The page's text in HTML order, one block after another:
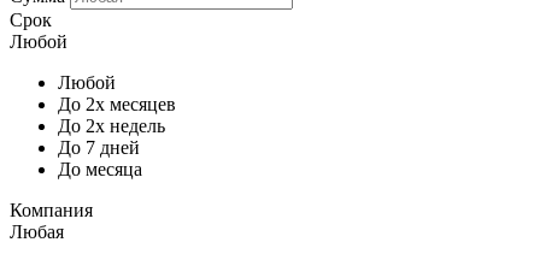
Срок
Любой
Любой
До 2х месяцев
До 2х недель
До 7 дней
До месяца
Компания
Любая